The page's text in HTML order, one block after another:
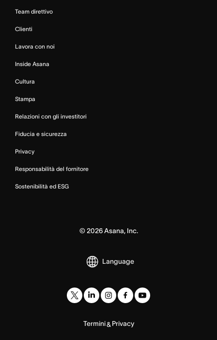
Team direttivo
Clienti
Lavora con noi
Inside Asana
Cultura
Stampa
Relazioni con gli investitori
Fiducia e sicurezza
Privacy
Responsabilità del fornitore
Sostenibilità ed ESG
©2026Asana, Inc.
Language
Termini& Privacy